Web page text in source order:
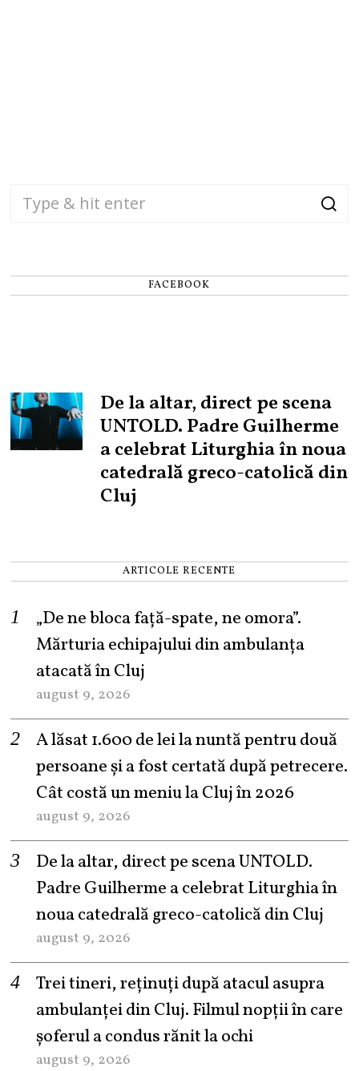
FACEBOOK
De la altar, direct pe scena
UNTOLD. Padre Guilherme
a celebrat Liturghia în noua
catedrală greco-catolică din
Cluj
ARTICOLE RECENTE
„De ne bloca față-spate, ne omora”.
Mărturia echipajului din ambulanța
atacată în Cluj
august 9, 2026
A lăsat 1.600 de lei la nuntă pentru două
persoane și a fost certată după petrecere.
Cât costă un meniu la Cluj în 2026
august 9, 2026
De la altar, direct pe scena UNTOLD.
Padre Guilherme a celebrat Liturghia în
noua catedrală greco-catolică din Cluj
august 9, 2026
Trei tineri, reținuți după atacul asupra
ambulanței din Cluj. Filmul nopții în care
șoferul a condus rănit la ochi
august 9, 2026